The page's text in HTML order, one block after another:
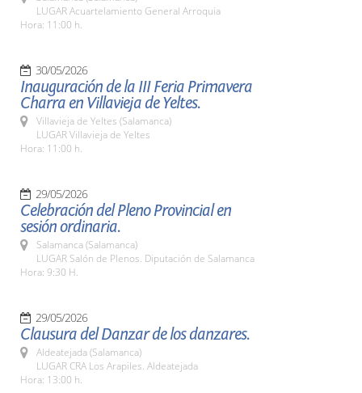
LUGAR Acuartelamiento General Arroquia
Hora: 11:00 h.
30/05/2026
Inauguración de la III Feria Primavera
Charra en Villavieja de Yeltes.
Villavieja de Yeltes (Salamanca)
LUGAR Villavieja de Yeltes
Hora: 11:00 h.
29/05/2026
Celebración del Pleno Provincial en
sesión ordinaria.
Salamanca (Salamanca)
LUGAR Salón de Plenos. Diputación de Salamanca
Hora: 9:30 H.
29/05/2026
Clausura del Danzar de los danzares.
Aldeatejada (Salamanca)
LUGAR CRA Los Arapiles. Aldeatejada
Hora: 13:00 h.